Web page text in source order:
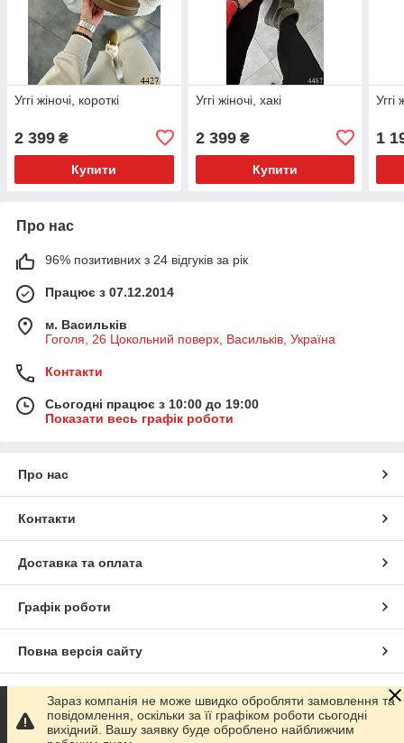
Уггі жіночі, короткі
2 399 ₴
Купити
Уггі жіночі, хакі
2 399₴
Купити
Уггі
1
Про нас
96% позитивних з 24 відгуків за рік
Працює з 07.12.2014
м. Васильків
Гоголя, 26 Цокольний поверх, Васильків, Україна
Контакти
Сьогодні працює з 10:00 до 19:00
Показати весь графік роботи
Про нас
Контакти
Доставка та оплата
Графік роботи
Повна версія сайту
Сайт створено на маркетплейсі Prom.ua
Політика конфіденційності
Зараз компанія не може швидко обробляти замовлення та
повідомлення, оскільки за її графіком роботи сьогодні
вихідний. Вашу заявку буде оброблено найближчим